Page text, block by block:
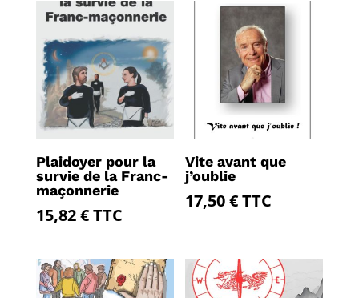
Plaidoyer pour la
survie de la Franc-
maçonnerie
15,82€TTC
Vite avant que
j’oublie
17,50€TTC